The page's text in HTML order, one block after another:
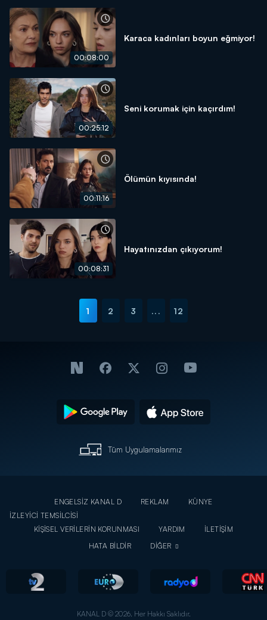
00:08:00
Karaca kadınları boyun eğmiyor!
00:25:12
Seni korumak için kaçırdım!
00:11:16
Ölümün kıyısında!
00:08:31
Hayatınızdan çıkıyorum!
1 2 3 ... 12
Tüm Uygulamalarımız
ENGELSİZ KANAL D REKLAM
KÜNYE
İZLEYİCİ TEMSİLCİSİ
KİŞİSEL VERİLERİN KORUNMASI
YARDIM
İLETİŞİM
HATA BİLDİR
DİĞER
KANAL D © 2026. Her Hakkı Saklıdır.